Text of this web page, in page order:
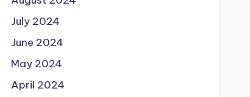
July 2024
June 2024
May 2024
April 2024